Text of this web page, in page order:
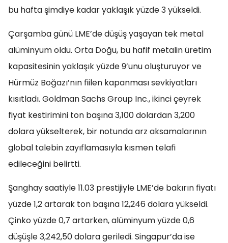
bu hafta şimdiye kadar yaklaşık yüzde 3 yükseldi.
Çarşamba günü LME’de düşüş yaşayan tek metal
alüminyum oldu. Orta Doğu, bu hafif metalin üretim
kapasitesinin yaklaşık yüzde 9’unu oluşturuyor ve
Hürmüz Boğazı’nın fiilen kapanması sevkiyatları
kısıtladı. Goldman Sachs Group Inc., ikinci çeyrek
fiyat kestirimini ton başına 3,100 dolardan 3,200
dolara yükselterek, bir notunda arz aksamalarının
global talebin zayıflamasıyla kısmen telafi
edileceğini belirtti.
Şanghay saatiyle 11.03 prestijiyle LME’de bakırın fiyatı
yüzde 1,2 artarak ton başına 12,246 dolara yükseldi.
Çinko yüzde 0,7 artarken, alüminyum yüzde 0,6
düşüşle 3,242,50 dolara geriledi. Singapur’da ise